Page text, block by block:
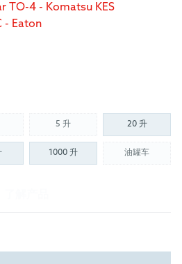
TO-4 - Komatsu KES
- Eaton
available) 5 升(Not available) 20 升
1000 升 油罐车
(Not